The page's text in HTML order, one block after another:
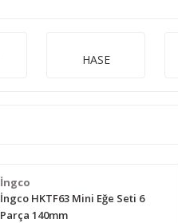
HASE
İngco
İngco HKTF63 Mini Eğe Seti 6
Parça 140mm